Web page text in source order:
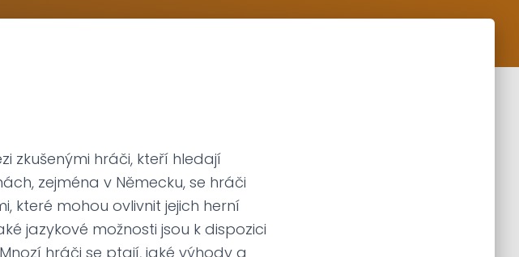
zkušenými hráči, kteří hledají
zejména v Německu, se hráči
které mohou ovlivnit jejich herní
jazykové možnosti jsou k dispozici
hráči se ptají, jaké výhody a